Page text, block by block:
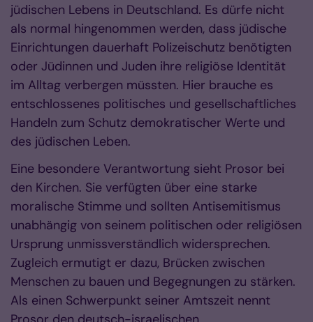
jüdischen Lebens in Deutschland. Es dürfe nicht
als normal hingenommen werden, dass jüdische
Einrichtungen dauerhaft Polizeischutz benötigten
oder Jüdinnen und Juden ihre religiöse Identität
im Alltag verbergen müssten. Hier brauche es
entschlossenes politisches und gesellschaftliches
Handeln zum Schutz demokratischer Werte und
des jüdischen Leben.
Eine besondere Verantwortung sieht Prosor bei
den Kirchen. Sie verfügten über eine starke
moralische Stimme und sollten Antisemitismus
unabhängig von seinem politischen oder religiösen
Ursprung unmissverständlich widersprechen.
Zugleich ermutigt er dazu, Brücken zwischen
Menschen zu bauen und Begegnungen zu stärken.
Als einen Schwerpunkt seiner Amtszeit nennt